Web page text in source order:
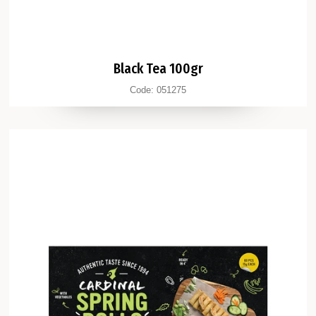
Black Tea 100gr
Code: 051275